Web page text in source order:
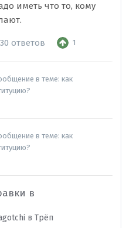
иметь что то, кому
ответов 1
в теме: как
в теме: как
в
в Трёп